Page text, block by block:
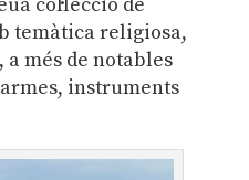
col·lecció de
temàtica religiosa,
més de notables
instruments